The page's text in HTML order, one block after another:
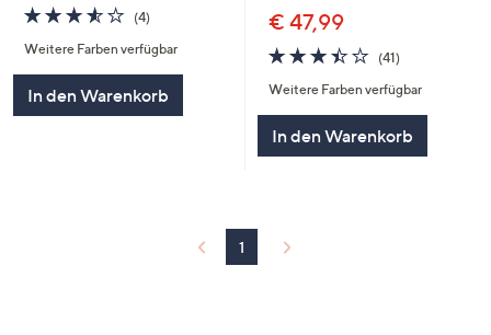
3.5
von
5
(4)
Weitere Farben verfügbar
In den Warenkorb
€ 47,99
3.4
von
5
(41)
Weitere Farben verfügbar
In den Warenkorb
1